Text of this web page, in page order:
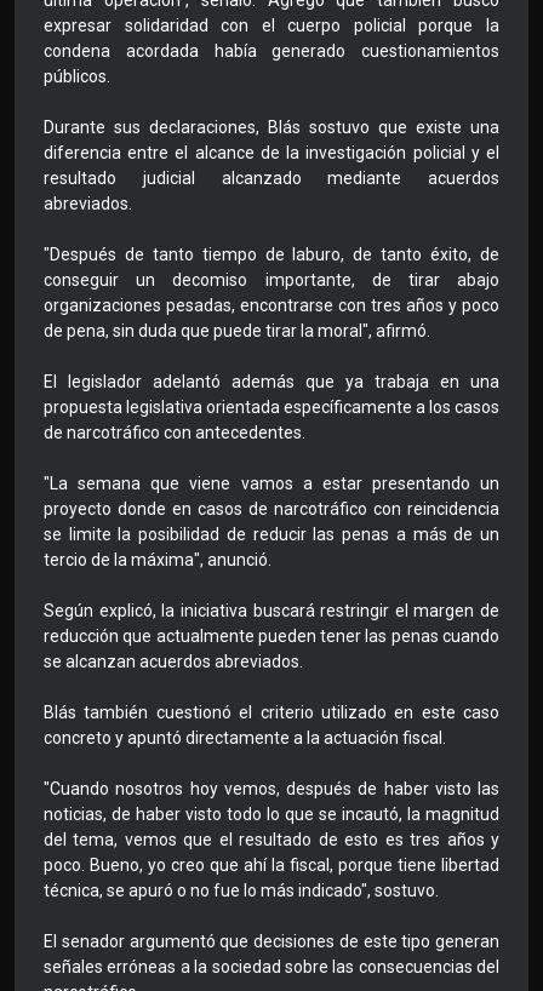
expresar solidaridad con el cuerpo policial porque la
condena acordada había generado cuestionamientos
públicos.
Durante sus declaraciones, Blás sostuvo que existe una
diferencia entre el alcance de la investigación policial y el
resultado judicial alcanzado mediante acuerdos
abreviados.
"Después de tanto tiempo de laburo, de tanto éxito, de
conseguir un decomiso importante, de tirar abajo
organizaciones pesadas, encontrarse con tres años y poco
de pena, sin duda que puede tirar la moral", afirmó.
El legislador adelantó además que ya trabaja en una
propuesta legislativa orientada específicamente a los casos
de narcotráfico con antecedentes.
"La semana que viene vamos a estar presentando un
proyecto donde en casos de narcotráfico con reincidencia
se limite la posibilidad de reducir las penas a más de un
tercio de la máxima", anunció.
Según explicó, la iniciativa buscará restringir el margen de
reducción que actualmente pueden tener las penas cuando
se alcanzan acuerdos abreviados.
Blás también cuestionó el criterio utilizado en este caso
concreto y apuntó directamente a la actuación fiscal.
"Cuando nosotros hoy vemos, después de haber visto las
noticias, de haber visto todo lo que se incautó, la magnitud
del tema, vemos que el resultado de esto es tres años y
poco. Bueno, yo creo que ahí la fiscal, porque tiene libertad
técnica, se apuró o no fue lo más indicado", sostuvo.
El senador argumentó que decisiones de este tipo generan
señales erróneas a la sociedad sobre las consecuencias del